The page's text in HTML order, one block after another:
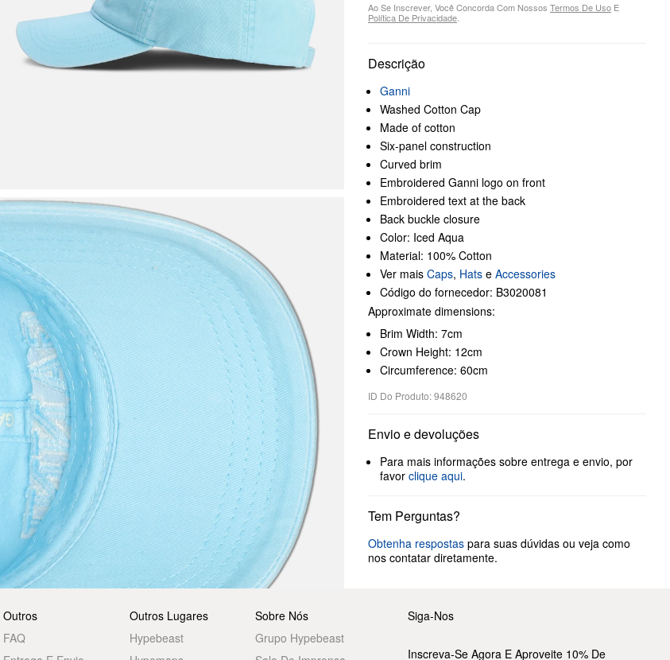
Ao Se Inscrever, Você Concorda Com Nossos Termos De Uso E
Política De Privacidade
Descrição
Ganni
Washed Cotton Cap
Made of cotton
Six-panel construction
Curved brim
Embroidered Ganni logo on front
Embroidered text at the back
Back buckle closure
Color: Iced Aqua
Material: 100% Cotton
Ver mais Caps, Hats e Accessories
Código do fornecedor: B3020081
Approximate dimensions:
Brim Width: 7cm
Crown Height: 12cm
Circumference: 60cm
ID Do Produto: 948620
Envio e devoluções
Para mais informações sobre entrega e envio, por
favor clique aqui.
Tem Perguntas?
Obtenha respostas para suas dúvidas ou veja como
nos contatar diretamente.
Outros
FAQ
Outros Lugares
Hypebeast
Sobre Nós
Grupo Hypebeast
Siga-Nos
Inscreva-Se Agora E Aproveite 10% De